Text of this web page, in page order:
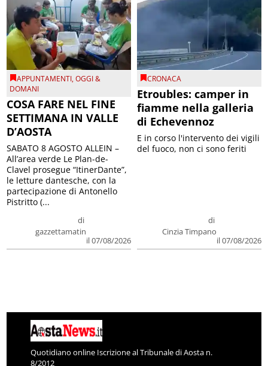
APPUNTAMENTI,OGGI &
DOMANI
COSA FARE NEL FINE
SETTIMANA IN VALLE
D’AOSTA
di
gazzettamatin
il 07/08/2026
SABATO 8 AGOSTO ALLEIN –
All’area verde Le Plan-de-
Clavel prosegue “ItinerDante”,
le letture dantesche, con la
partecipazione di Antonello
Pistritto (...
CRONACA
Etroubles: camper in
fiamme nella galleria
di Echevennoz
di
Cinzia Timpano
il 07/08/2026
E in corso l'intervento dei vigili
del fuoco, non ci sono feriti
Quotidiano online Iscrizione al Tribunale di Aosta n.
8/2012